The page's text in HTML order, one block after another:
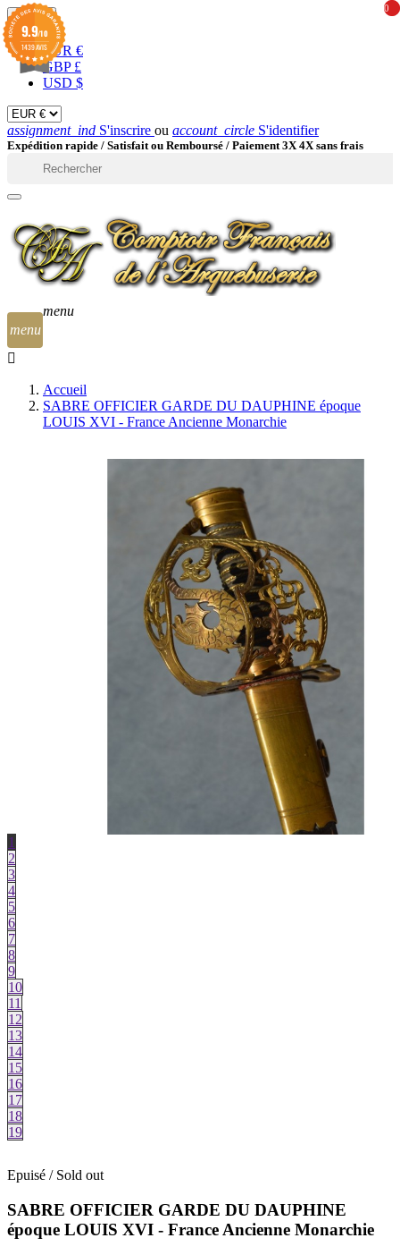
EUR 
EUR €
GBP £
USD $
assignment_ind S'inscrire ou account_circle S'identifier
Expédition rapide / Satisfait ou Remboursé / Paiement 3X 4X sans frais
menu
0
0
menu
Accueil
SABRE OFFICIER GARDE DU DAUPHINE époque
LOUIS XVI - France Ancienne Monarchie
1
2
3
4
5
6
7
8
9
10
11
12
13
14
15
16
17
18
19
Epuisé / Sold out
SABRE OFFICIER GARDE DU DAUPHINE
époque LOUIS XVI - France Ancienne Monarchie
9.9/10
1439 AVIS